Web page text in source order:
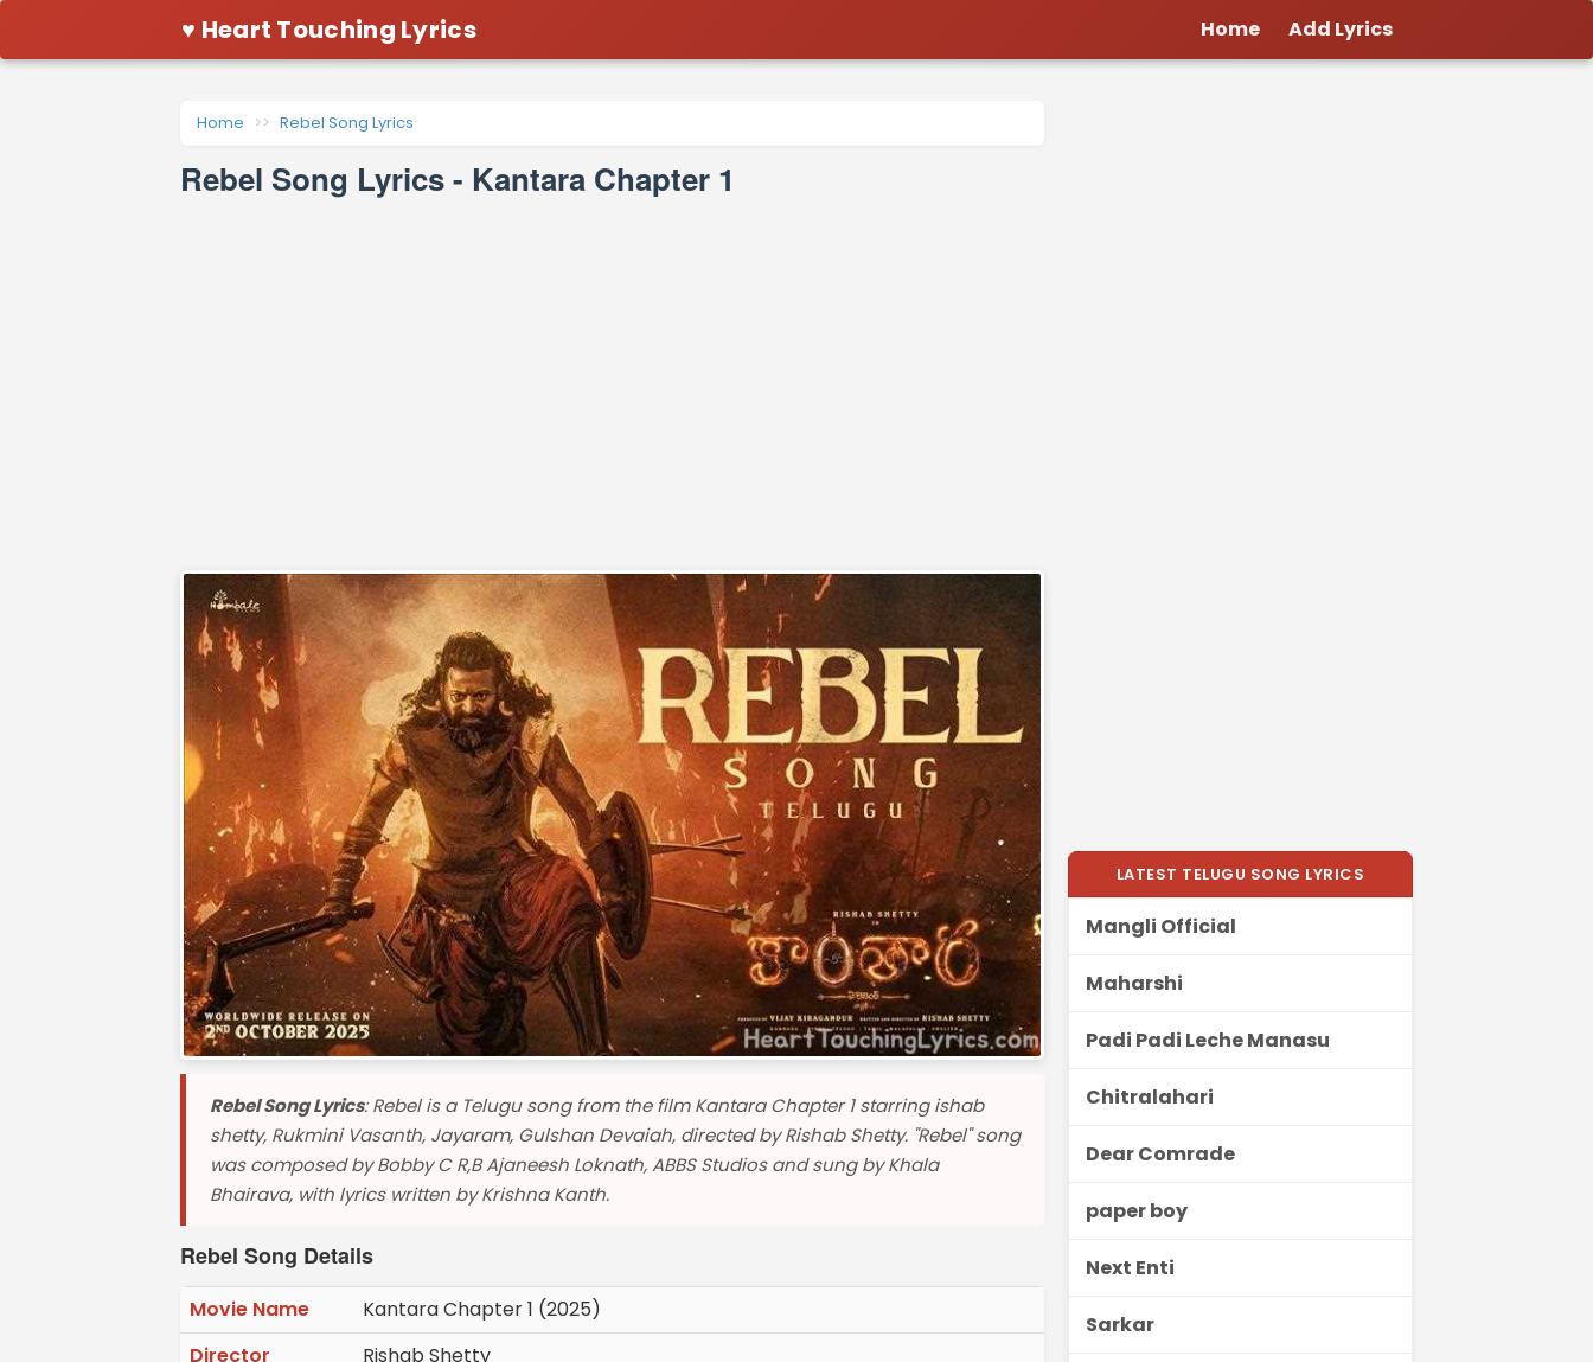
♥ Heart Touching Lyrics Home Add Lyrics
Home Rebel Song Lyrics
Rebel Song Lyrics - Kantara Chapter 1
Rebel Song Lyrics: Rebel is a Telugu song from the film Kantara Chapter 1 starring ishab
shetty, Rukmini Vasanth, Jayaram, Gulshan Devaiah, directed by Rishab Shetty. "Rebel" song
was composed by Bobby C R,B Ajaneesh Loknath, ABBS Studios and sung by Khala
Bhairava, with lyrics written by Krishna Kanth.
Rebel Song Details
Movie Name
Kantara Chapter 1 (2025)
Director
Rishab Shetty
LATEST TELUGU SONG LYRICS
Mangli Official
Maharshi
Padi Padi Leche Manasu
Chitralahari
Dear Comrade
paper boy
Next Enti
Sarkar